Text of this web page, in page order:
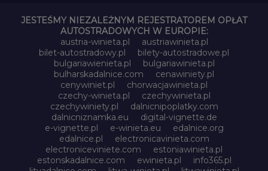
JESTEŚMY NIEZALEŻNYM REJESTRATOREM OPŁAT
AUTOSTRADOWYCH W EUROPIE:
austria-winieta.pl
austriawinieta.pl
bilet-autostradowy.pl
bilety-autostradowe.pl
bulgariawienieta.pl
bulgariawinieta.pl
bulharskadalnice.com
cenawiniety.pl
cenywiniet.pl
chorwacjawinieta.pl
czechy-winieta.pl
czechywinieta.pl
czechywiniety.pl
dalnicnipoplatky.com
dalnicniznamka.eu
digital-vignette.de
e-vignette.pl
e-winieta.eu
edalnice.org
edalnice.pl
electronicavinieta.com
electroniceviniete.com
estoniawinieta.pl
estonskadalnice.com
ewinieta.pl
info365.pl